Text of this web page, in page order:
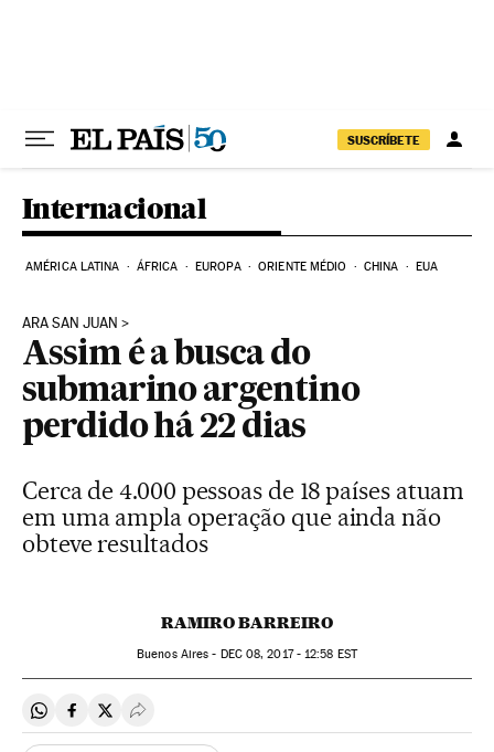
SUSCRÍBETE
Internacional
AMÉRICA LATINA ÁFRICA EUROPA ORIENTE MÉDIO CHINA EUA
ARA SAN JUAN
Assim é a busca do
submarino argentino
perdido há 22 dias
Cerca de 4.000 pessoas de 18 países atuam
em uma ampla operação que ainda não
obteve resultados
RAMIRO BARREIRO
Buenos Aires - DEC08, 2017 - 12:58 EST
Compartir en Whatsapp
Compartir en Facebook
Compartir en Twitter
Desplegar Redes Sociales